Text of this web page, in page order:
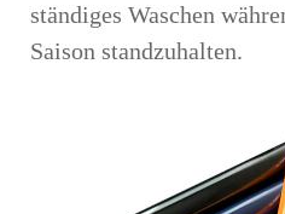
ständiges Waschen
Saison standzuhalten.